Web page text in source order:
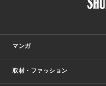
マンガ
少年マンガ
取材・ファッション